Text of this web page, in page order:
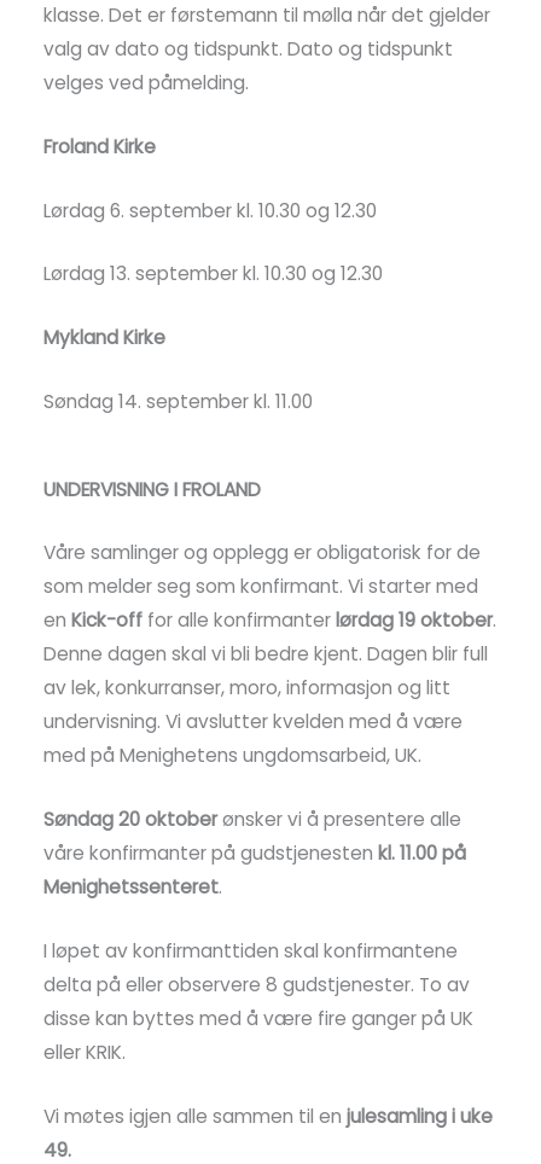
klasse. Det er førstemann til mølla når det gjelder
valg av dato og tidspunkt. Dato og tidspunkt
velges ved påmelding.
Froland Kirke
Lørdag 6. september kl. 10.30 og 12.30
Lørdag 13. september kl. 10.30 og 12.30
Mykland Kirke
Søndag 14. september kl. 11.00
UNDERVISNING I FROLAND
Våre samlinger og opplegg er obligatorisk for de
som melder seg som konfirmant. Vi starter med
en Kick-offfor alle konfirmanterlørdag 19 oktober.
Denne dagen skal vi bli bedre kjent. Dagen blir full
av lek, konkurranser, moro, informasjon og litt
undervisning. Vi avslutter kvelden med å være
med på Menighetens ungdomsarbeid, UK.
Søndag 20 oktoberønsker vi å presentere alle
våre konfirmanter på gudstjenesten kl. 11.00 på
Menighetssenteret.
I løpet av konfirmanttiden skal konfirmantene
delta på eller observere 8 gudstjenester. To av
disse kan byttes med å være fire ganger på UK
eller KRIK.
Vi møtes igjen alle sammen til en julesamling i uke
49.